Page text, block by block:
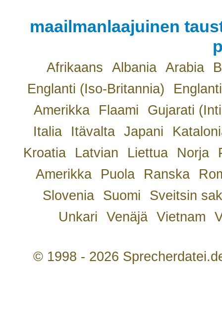
maailmanlaajuinen
Afrikaans Albania Arabia
Englanti (Iso-Britannia)
Amerikka
Flaami
Gujarati
Italia
Itävalta Japani
Kroatia
Latvian Liettua Norja
Amerikka
Puola Ranska
Slovenia
Suomi
Sveitsin
Unkari
Venäjä Vietnam
© 1998 - 2026